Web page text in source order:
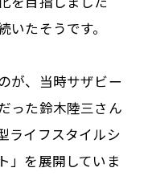
たそうです。
が、当時サザビー
った鈴木陸三さん
ライフスタイルシ
」を展開していま